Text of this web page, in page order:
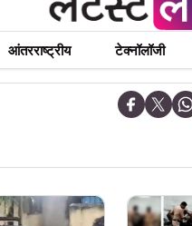
आंतरराष्ट्रीय टेक्नॉलॉजी